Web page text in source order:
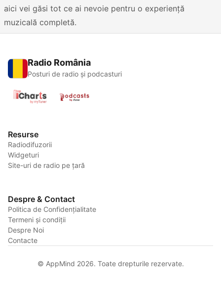
aici vei găsi tot ce ai nevoie pentru o experiență
muzicală completă.
Radio România
Posturi de radio și podcasturi
Resurse
Radiodifuzorii
Widgeturi
Site-uri de radio pe țară
Despre & Contact
Politica de Confidențialitate
Termeni și condiții
Despre Noi
Contacte
© AppMind 2026. Toate drepturile rezervate.